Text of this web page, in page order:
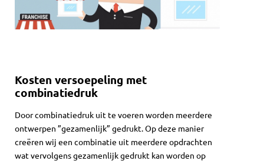
Kosten versoepeling met
combinatiedruk
Door combinatiedruk uit te voeren worden meerdere
ontwerpen ”gezamenlijk” gedrukt. Op deze manier
creëren wij een combinatie uit meerdere opdrachten
wat vervolgens gezamenlijk gedrukt kan worden op